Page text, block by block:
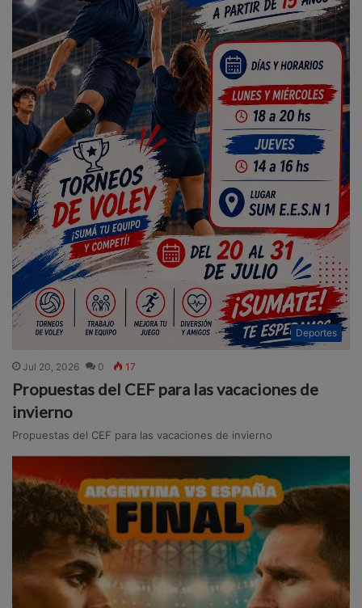
Deportes
Jul 20, 2026 0 17
Propuestas del CEF para las vacaciones de
invierno
Propuestas del CEF para las vacaciones de invierno